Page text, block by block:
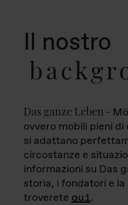
Il nostro
Das ganze Leben -
ovvero mobili pieni
si adattano
circostanze e
informazioni su Das
storia, i fondatori e
troverete qui.